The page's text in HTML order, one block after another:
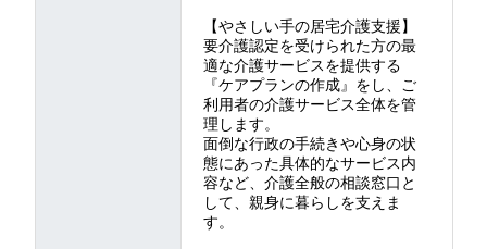
【やさしい手の居宅介護支援】
要介護認定を受けられた方の最
適な介護サービスを提供する
『ケアプランの作成』をし、ご
利用者の介護サービス全体を管
理します。
面倒な行政の手続きや心身の状
態にあった具体的なサービス内
容など、介護全般の相談窓口と
して、親身に暮らしを支えま
す。